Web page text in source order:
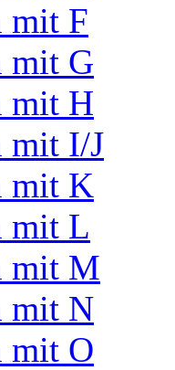
mit F
mit G
mit H
mit I/J
mit K
mit L
mit M
mit N
mit O